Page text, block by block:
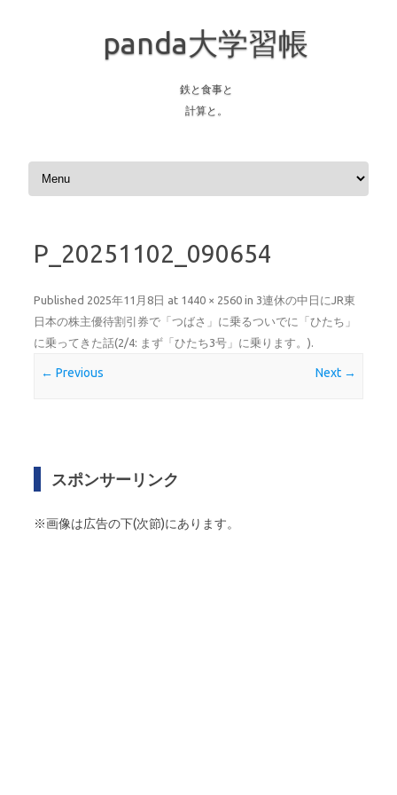
panda大学習帳
鉄と食事と
計算と。
Skip to content
P_20251102_090654
Published 2025年11月8日 at 1440 × 2560 in 3連休の中日にJR東
日本の株主優待割引券で「つばさ」に乗るついでに「ひたち」
に乗ってきた話(2/4: まず「ひたち3号」に乗ります。).
← Previous Next →
スポンサーリンク
※画像は広告の下(次節)にあります。